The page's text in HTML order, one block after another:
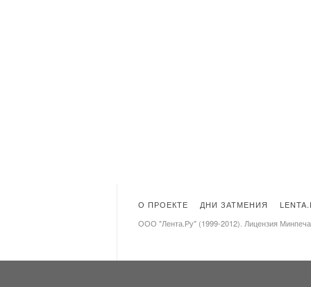
О ПРОЕКТЕ ДНИ ЗАТМЕНИЯ
ООО "Лента.Ру" (1999-2012). Лицензия